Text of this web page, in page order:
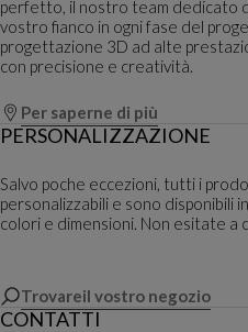
perfetto, il nostro team dedicato
vostro fianco in ogni fase del
progettazione 3D ad alte
con precisione e creatività.
Per saperne di più
PERSONALIZZAZIONE
Salvo poche eccezioni, tutti i
personalizzabili e sono disponibili
colori e dimensioni. Non esitate a
Trovareil vostro negozio
CONTATTI